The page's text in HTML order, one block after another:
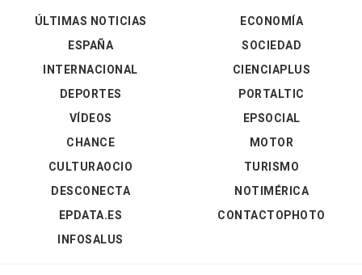
ÚLTIMAS NOTICIAS
ESPAÑA
INTERNACIONAL
DEPORTES
VÍDEOS
ECONOMÍA
SOCIEDAD
CIENCIAPLUS
PORTALTIC
EPSOCIAL
CHANCE
CULTURAOCIO
DESCONECTA
EPDATA.ES
INFOSALUS
MOTOR
TURISMO
NOTIMÉRICA
CONTACTOPHOTO